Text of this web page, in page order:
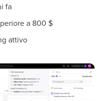
fa
a 800 $
attivo